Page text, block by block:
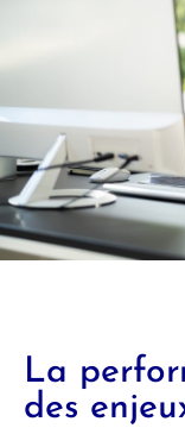
La
des